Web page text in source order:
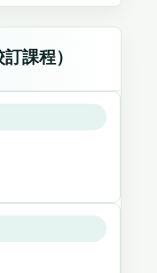
課程）